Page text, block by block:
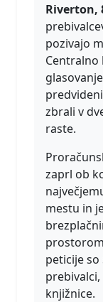
Riverton,
pozivajo
zbrali v
raste.
zaprl ob
mestu in
peticije
knjižnice.